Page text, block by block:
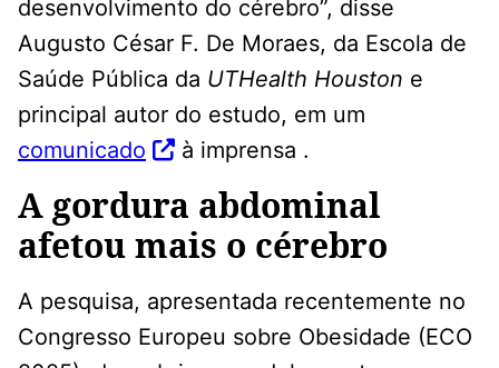
desenvolvimento do cérebro”, disse
Augusto César F. De Moraes, da Escola de
Saúde Pública da UTHealth Houston e
principal autor do estudo, em um
comunicado
à imprensa .
A gordura abdominal
afetou mais o cérebro
A pesquisa, apresentada recentemente no
Congresso Europeu sobre Obesidade (ECO